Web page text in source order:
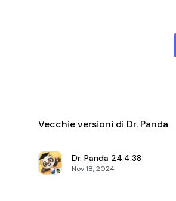
Vecchie versioni di Dr. Panda
Dr. Panda 24.4.38
Nov 18, 2024